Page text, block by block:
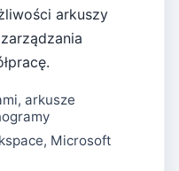
arkuszy
arkusze
Microsoft